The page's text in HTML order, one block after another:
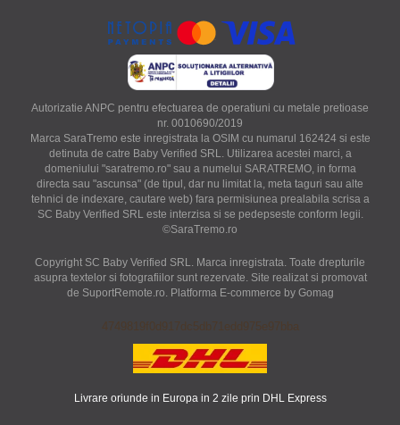
Autorizatie ANPC pentru efectuarea de operatiuni cu metale pretioase
nr. 0010690/2019
Marca SaraTremo este inregistrata la OSIM cu numarul 162424 si este
detinuta de catre Baby Verified SRL. Utilizarea acestei marci, a
domeniului "saratremo.ro" sau a numelui SARATREMO, in forma
directa sau "ascunsa" (de tipul, dar nu limitat la, meta taguri sau alte
tehnici de indexare, cautare web) fara permisiunea prealabila scrisa a
SC Baby Verified SRL este interzisa si se pedepseste conform legii.
©SaraTremo.ro
Copyright SC Baby Verified SRL. Marca inregistrata. Toate drepturile
asupra textelor si fotografiilor sunt rezervate. Site realizat si promovat
de SuportRemote.ro. Platforma E-commerce by Gomag
4749819f0d917dc5db71edd975e97bba
Livrare oriunde in Europa in 2 zile prin DHL Express